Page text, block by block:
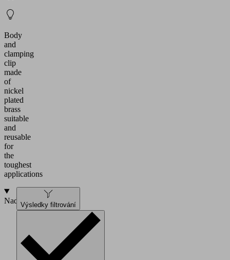
Body
and
clamping
clip
made
of
nickel
plated
brass
suitable
and
reusable
for
the
toughest
applications
Nadstavba
push
fitting,
clamping
Výsledky filtrování